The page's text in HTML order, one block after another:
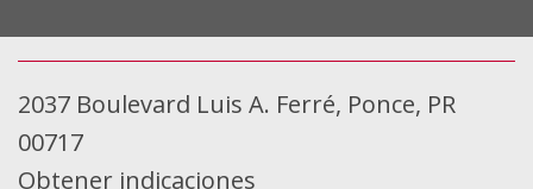
2037 Boulevard Luis A. Ferré, Ponce, PR
00717
Obtener indicaciones